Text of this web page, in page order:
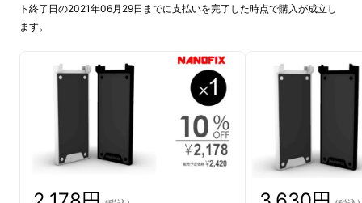
ト終了日の2021年06月29日までに支払いを完了した時点で購入が成立し
ます。